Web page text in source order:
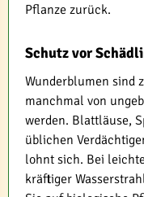
Pflanze zurück.
Schutz vor
Wunderblumen sind
manchmal von
werden. Blattläuse,
üblichen
lohnt sich. Bei
kräftiger